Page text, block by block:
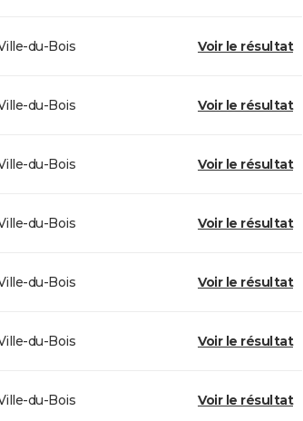
du-Bois Voir le résultat
du-Bois Voir le résultat
du-Bois Voir le résultat
du-Bois Voir le résultat
du-Bois Voir le résultat
du-Bois Voir le résultat
du-Bois Voir le résultat